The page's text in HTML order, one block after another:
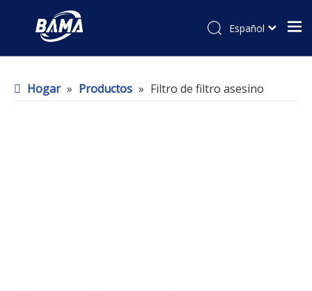
Español
Hogar » Productos » Filtro de filtro asesino